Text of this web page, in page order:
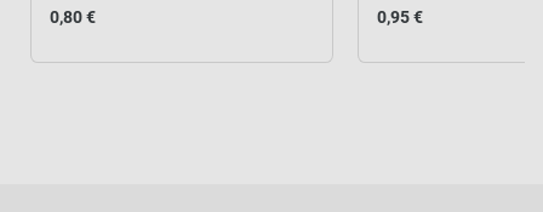
0,80 € 0,95 €